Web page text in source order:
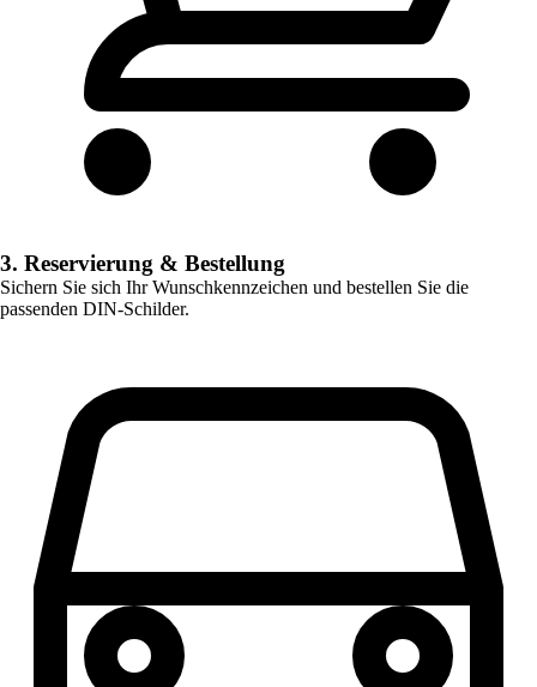
3. Reservierung & Bestellung
Sichern Sie sich Ihr Wunschkennzeichen und bestellen Sie die
passenden DIN-Schilder.